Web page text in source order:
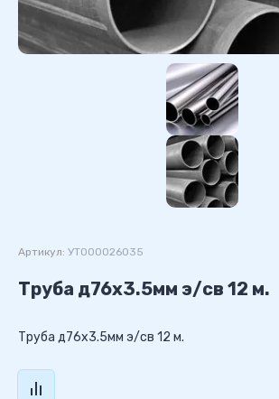
Артикул: УТ000026035
Труба д76х3.5мм э/св 12 м.
Труба д76х3.5мм э/св 12 м.